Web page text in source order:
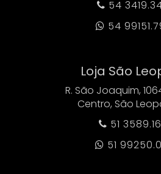
 54
 54
Loja São
R. São Joaquim,
Centro, São
 51
 51